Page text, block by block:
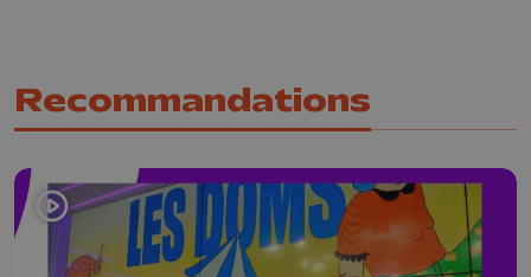
Recommandations